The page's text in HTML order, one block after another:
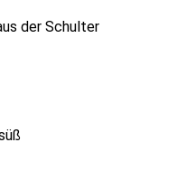
der Schulter